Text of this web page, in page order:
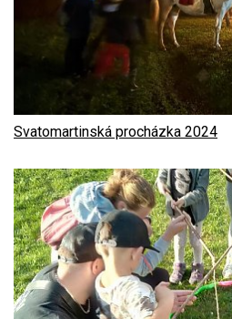
Svatomartinská procházka 2024